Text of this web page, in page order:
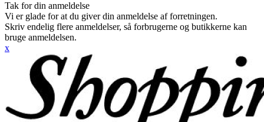
Tak for din anmeldelse
Vi er glade for at du giver din anmeldelse af forretningen.
Skriv endelig flere anmeldelser, så forbrugerne og butikkerne kan
bruge anmeldelsen.
x